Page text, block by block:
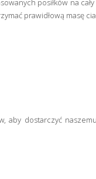
posiłków na
prawidłową masę
aby dostarczyć